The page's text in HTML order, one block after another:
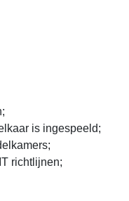
is ingespeeld;
richtlijnen;